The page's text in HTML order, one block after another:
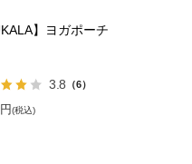
】ヨガポーチ
3.8 （6）
(税込)